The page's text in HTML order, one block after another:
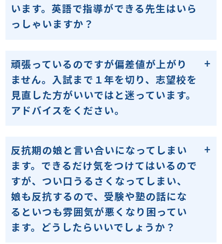
います。英語で指導ができる先生はいら
っしゃいますか？
頑張っているのですが偏差値が上がり
ません。入試まで１年を切り、志望校を
見直した方がいいではと迷っています。
アドバイスをください。
反抗期の娘と言い合いになってしまい
ます。できるだけ気をつけてはいるので
すが、つい口うるさくなってしまい、
娘も反抗するので、受験や塾の話にな
るといつも雰囲気が悪くなり困ってい
ます。どうしたらいいでしょうか？